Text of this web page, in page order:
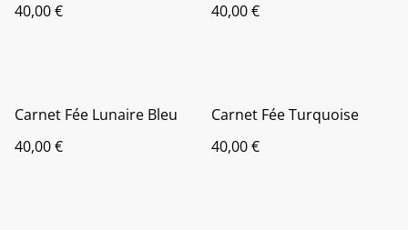
40,00 €
40,00 €
Carnet Fée Lunaire Bleu
40,00 €
Carnet Fée Turquoise
40,00 €